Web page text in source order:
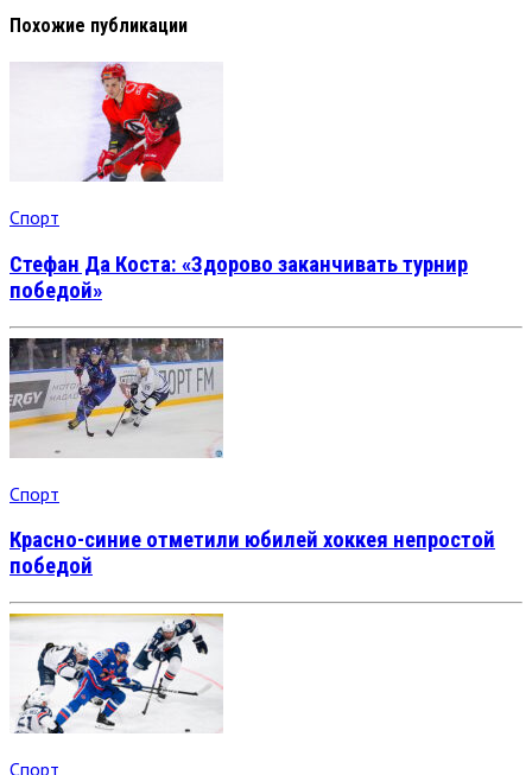
Похожие публикации
Спорт
Стефан Да Коста: «Здорово заканчивать турнир
победой»
Спорт
Красно-синие отметили юбилей хоккея непростой
победой
Спорт